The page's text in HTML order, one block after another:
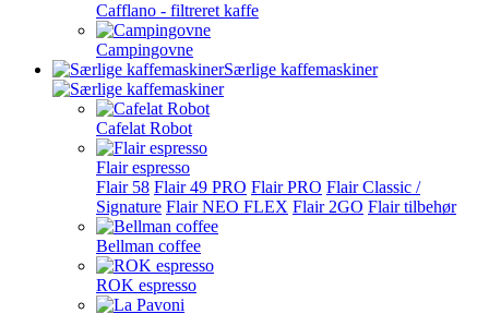
Cafflano - filtreret kaffe
Campingovne
Særlige kaffemaskiner
Cafelat Robot
Flair espresso
Flair 58 Flair 49 PRO Flair PRO Flair Classic /
Signature Flair NEO FLEX Flair 2GO Flair tilbehør
Bellman coffee
ROK espresso